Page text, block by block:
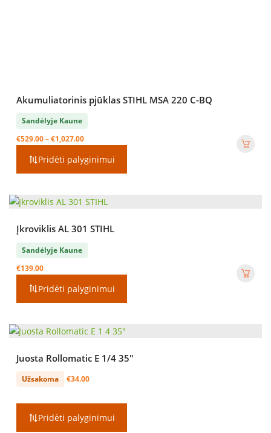
Akumuliatorinis pjūklas STIHL MSA 220 C-BQ
Sandėlyje Kaune
€529.00–€1,027.00Price
€529.00
through
Pridėti palyginimui
Įkroviklis AL 301 STIHL
Sandėlyje Kaune
€139.00
Pridėti palyginimui
Juosta Rollomatic E 1/4 35″
Užsakoma €34.00
Pridėti palyginimui